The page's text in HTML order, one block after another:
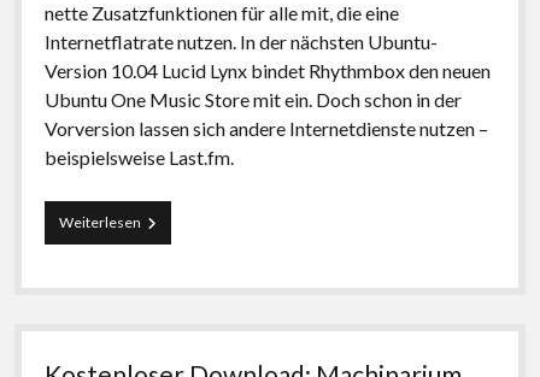
nette Zusatzfunktionen für alle mit, die eine
Internetflatrate nutzen. In der nächsten Ubuntu-
Version 10.04 Lucid Lynx bindet Rhythmbox den neuen
Ubuntu One Music Store mit ein. Doch schon in der
Vorversion lassen sich andere Internetdienste nutzen –
beispielsweise Last.fm.
WeiterlesenLast.fm-
Funktionen
Rhythmbox